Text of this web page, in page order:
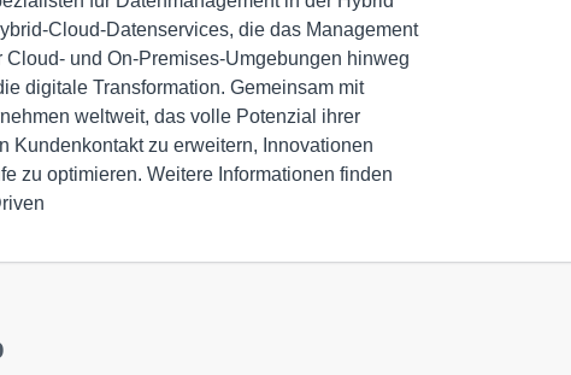
Cloud-Datenservices, die das Management
und On-Premises-Umgebungen hinweg
digitale Transformation. Gemeinsam mit
weltweit, das volle Potenzial ihrer
Kundenkontakt zu erweitern, Innovationen
zu optimieren. Weitere Informationen finden